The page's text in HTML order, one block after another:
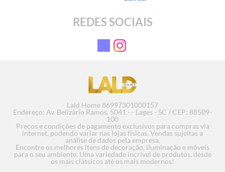
REDES SOCIAIS
Lald Home 86997301000157
Endereço: Av. Belizário Ramos, 5041 - - Lages - SC / CEP: 88509-
100
Preços e condições de pagamento exclusivos para compras via
internet, podendo variar nas lojas físicas. Vendas sujeitas a
análise de dados pela empresa.
Encontre os melhores itens de decoração, iluminação e móveis
para o seu ambiente. Uma variedade incrível de produtos, desde
os mais clássicos até os mais modernos!